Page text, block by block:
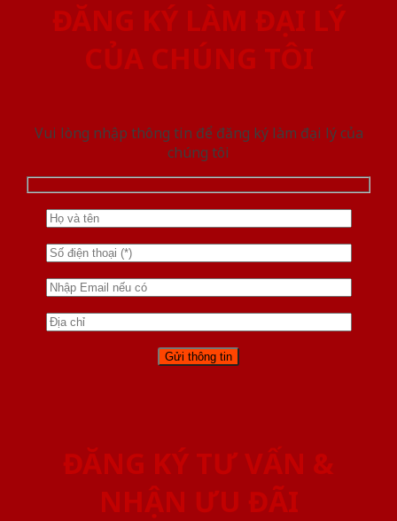
ĐĂNG KÝ LÀM ĐẠI LÝ
CỦA CHÚNG TÔI
Vui lòng nhập thông tin để đăng ký làm đại lý của
chúng tôi
ĐĂNG KÝ TƯ VẤN &
NHẬN ƯU ĐÃI